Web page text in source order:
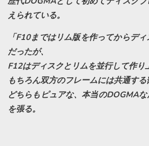
えられている。
「F10まではリム版を作ってからデ
だったが、
F12はディスクとリムを並行して作り
もちろん双方のフレームには共通する
どちらもピュアな、本当のDOGMA
を張る。